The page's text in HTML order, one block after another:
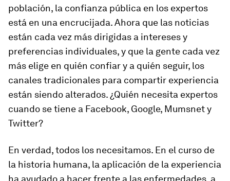
población, la confianza pública en los expertos
está en una encrucijada. Ahora que las noticias
están cada vez más dirigidas a intereses y
preferencias individuales, y que la gente cada vez
más elige en quién confiar y a quién seguir, los
canales tradicionales para compartir experiencia
están siendo alterados. ¿Quién necesita expertos
cuando se tiene a Facebook, Google, Mumsnet y
Twitter?
En verdad, todos los necesitamos. En el curso de
la historia humana, la aplicación de la experiencia
ha ayudado a hacer frente a las enfermedades, a